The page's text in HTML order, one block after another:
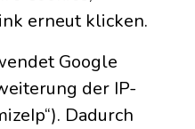
erneut klicken.
Google
der IP-
Dadurch